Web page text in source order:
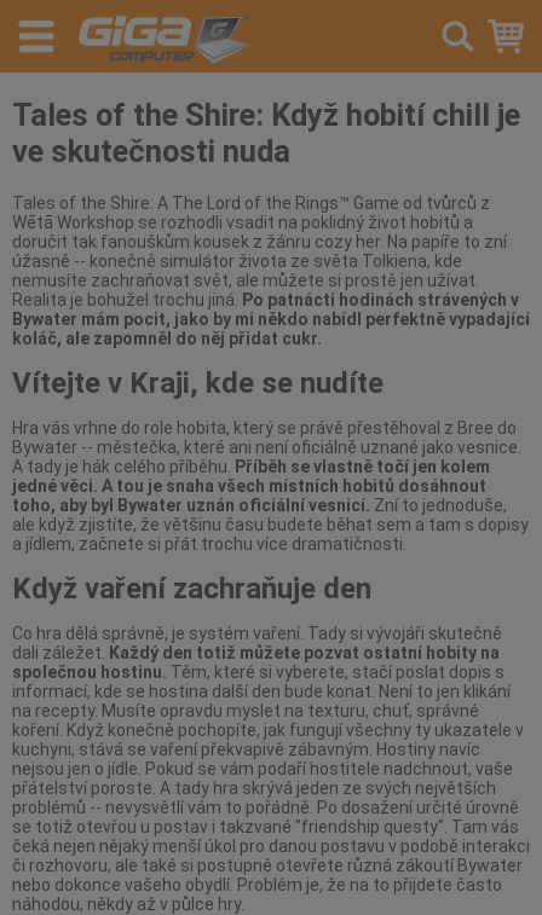
Tales of the Shire: Když hobití chill je
ve skutečnosti nuda
Tales of the Shire: A The Lord of the Rings™ Game od tvůrců z
Wētā Workshop se rozhodli vsadit na poklidný život hobitů a
doručit tak fanouškům kousek z žánru cozy her. Na papíře to zní
úžasně -- konečně simulátor života ze světa Tolkiena, kde
nemusíte zachraňovat svět, ale můžete si prostě jen užívat.
Realita je bohužel trochu jiná.
Po patnácti hodinách strávených v
Bywater mám pocit, jako by mi někdo nabídl perfektně vypadající
koláč, ale zapomněl do něj přidat cukr.
Vítejte v Kraji, kde se nudíte
Hra vás vrhne do role hobita, který se právě přestěhoval z Bree do
Bywater -- městečka, které ani není oficiálně uznané jako vesnice.
A tady je hák celého příběhu.
Příběh se vlastně točí jen kolem
jedné věci. A tou je snaha všech místních hobitů dosáhnout
toho, aby byl Bywater uznán oficiální vesnicí. Zní to jednoduše,
ale když zjistíte, že většinu času budete běhat sem a tam s dopisy
a jídlem, začnete si přát trochu více dramatičnosti.
Když vaření zachraňuje den
Co hra dělá správně, je systém vaření. Tady si vývojáři skutečně
dali záležet.
Každý den totiž můžete pozvat ostatní hobity na
společnou hostinu. Těm, které si vyberete, stačí poslat dopis s
informací, kde se hostina další den bude konat. Není to jen klikání
na recepty. Musíte opravdu myslet na texturu, chuť, správné
koření. Když konečně pochopíte, jak fungují všechny ty ukazatele v
kuchyni, stává se vaření překvapivě zábavným. Hostiny navíc
nejsou jen o jídle. Pokud se vám podaří hostitele nadchnout, vaše
přátelství poroste. A tady hra skrývá jeden ze svých největších
problémů -- nevysvětlí vám to pořádně. Po dosažení určité úrovně
se totiž otevřou u postav i takzvané "friendship questy". Tam vás
čeká nejen nějaký menší úkol pro danou postavu v podobě interakci
či rozhovoru, ale také si postupně otevřete různá zákoutí Bywater
nebo dokonce vašeho obydlí. Problém je, že na to přijdete často
náhodou, někdy až v půlce hry.